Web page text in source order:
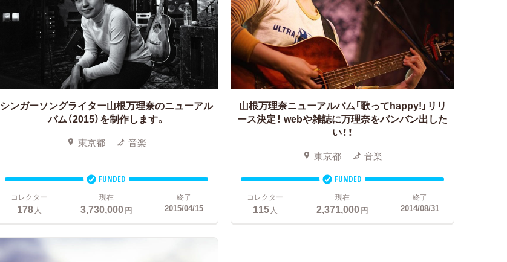
シンガーソングライター山根万理奈のニューアル
バム（2015）を制作します。
東京都 音楽
FUNDED
コレクター
178人
現在
3,730,000円
終了
2015/04/15
山根万理奈ニューアルバム「歌ってhappy!」リリ
ース決定！ webや雑誌に万理奈をバンバン出した
い！！
東京都 音楽
FUNDED
コレクター
115人
現在
2,371,000円
終了
2014/08/31